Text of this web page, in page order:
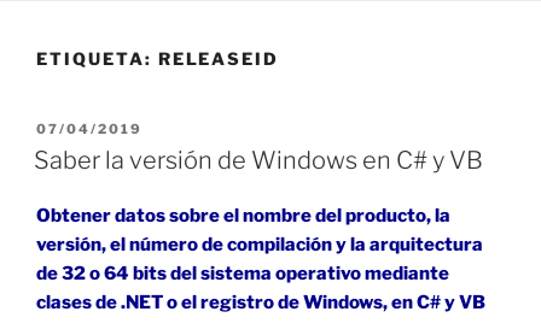
ETIQUETA: RELEASEID
PUBLICADO
EL
07/04/2019
Saber la versión de Windows en C# y VB
Obtener datos sobre el nombre del producto, la
versión, el número de compilación y la arquitectura
de 32 o 64 bits del sistema operativo mediante
clases de .NET o el registro de Windows, en C# y VB